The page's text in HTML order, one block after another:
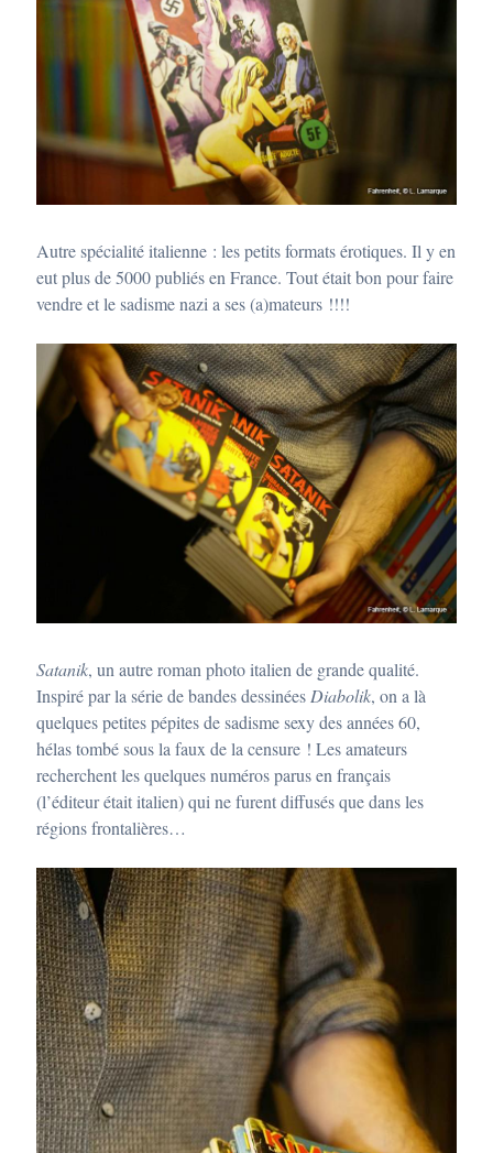
Autre spécialité italienne : les petits formats érotiques. Il y en
eut plus de 5000 publiés en France. Tout était bon pour faire
vendre et le sadisme nazi a ses (a)mateurs !!!!
Satanik, un autre roman photo italien de grande qualité.
Inspiré par la série de bandes dessinéesDiabolik, on a là
quelques petites pépites de sadisme sexy des années 60,
hélas tombé sous la faux de la censure ! Les amateurs
recherchent les quelques numéros parus en français
(l’éditeur était italien) qui ne furent diffusés que dans les
régions frontalières…